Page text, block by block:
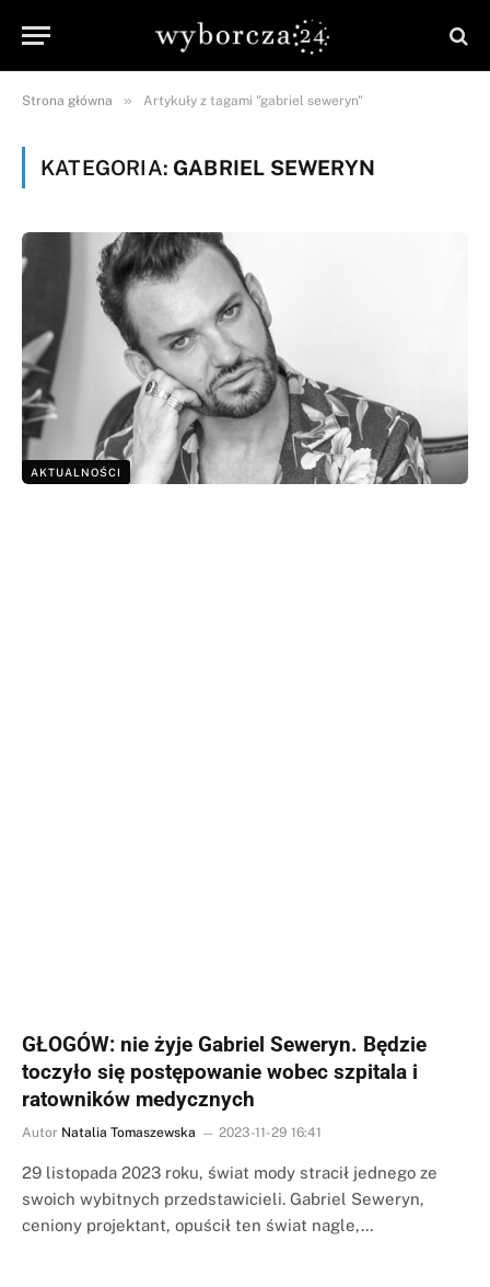
Strona główna » Artykuły z tagami "gabriel seweryn"
KATEGORIA: GABRIEL SEWERYN
AKTUALNOŚCI
GŁOGÓW: nie żyje Gabriel Seweryn. Będzie
toczyło się postępowanie wobec szpitala i
ratowników medycznych
Autor Natalia Tomaszewska 2023-11-29 16:41
29 listopada 2023 roku, świat mody stracił jednego ze
swoich wybitnych przedstawicieli. Gabriel Seweryn,
ceniony projektant, opuścił ten świat nagle,…